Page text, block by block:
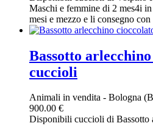
Maschi e femmine di 2 mes4i
mesi e mezzo e li consegno
Bassotto
cuccioli
Animali in vendita - Bologna
900.00 €
Disponibili cuccioli di Bassotto